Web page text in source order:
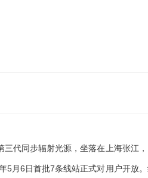
三代同步辐射光源，坐落在上海张江
5月6日首批7条线站正式对用户开放